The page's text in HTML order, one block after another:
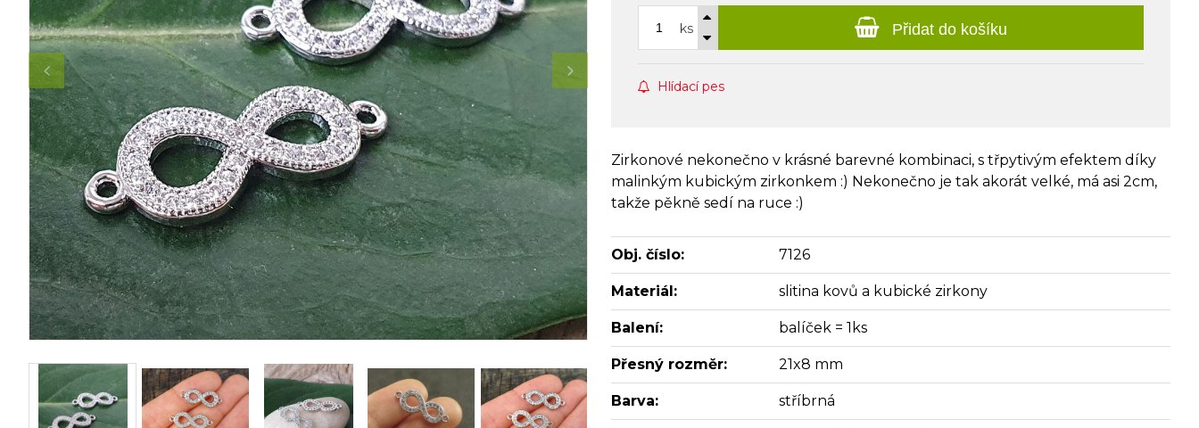
ks Přidat do košíku
Hlídací pes
Zirkonové nekonečno v krásné barevné kombinaci, s třpytivým efektem díky
malinkým kubickým zirkonkem :) Nekonečno je tak akorát velké, má asi 2cm,
takže pěkně sedí na ruce :)
Obj. číslo: 7126
Materiál: slitina kovů a kubické zirkony
Balení: balíček = 1ks
Přesný rozměr: 21x8 mm
Barva: stříbrná